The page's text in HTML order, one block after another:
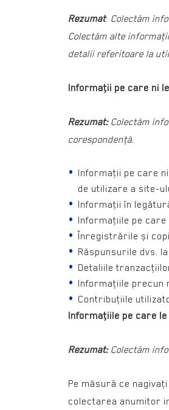
Rezumat: Colectăm
Colectăm alte
detalii referitoare la
Informaţii pe care ni
Rezumat:Colectăm
corespondenţă.
Informaţii pe care
de utilizare a site-
Informaţii în
Informaţiile pe
Înregistrările și
Răspunsurile dvs.
Detaliile
Informaţiile precun
Contribuţiile
Informaţiile pe care
Rezumat:Colectăm
Pe măsură ce
colectarea anumitor